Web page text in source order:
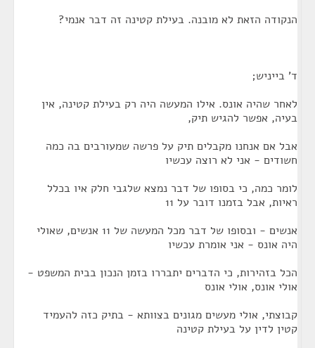
הנקודה הזאת לא מובנה. בעילת קטינה זה דבר אנמי?
ד' בייניש;
לאחר שהיה אונס. אילו המעשה היה רק בעילת קטינה, אין
בעיה, אפשר להגיש תיק,
אבל אם אנחנו מקבלים תיק על פרשה שמעורבים בה כמה
חשודים - אני לא רוצה עכשיו
לומר כמה, כי בסופו של דבר נמצא שלגבי חלק איו בכלל
ראיות, אבל בזמנו דובר על 11
אנשים - ובסופו של דבר מכל המעשה של 11 אנשים, שאולי
היה אונס - אני אומרת עכשיו
הכל בזהירות, כי הדברים יתבררו בזמן הנכון בבית המשפט -
אולי אונס, אולי אונס
קבוצתי, אולי מעשים מגונים בצוותא - בתיק כזה להעמיד
קטין לדין על בעילת קטינה